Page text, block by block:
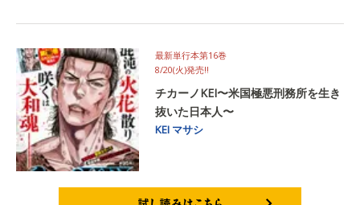
最新単行本第16巻
8/20(火)発売‼
チカーノKEI〜米国極悪刑務所を生き
抜いた日本人〜
KEI マサシ